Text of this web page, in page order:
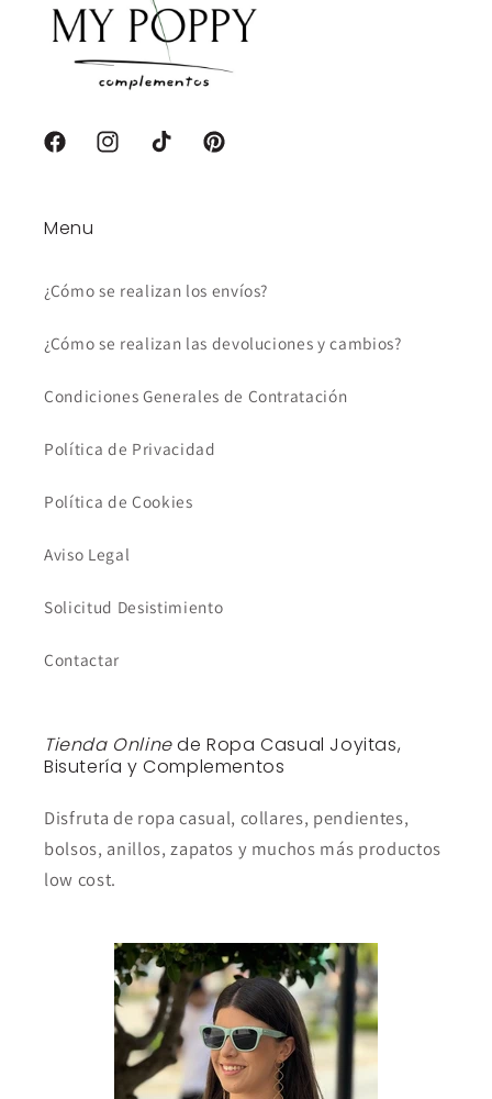
FacebookInstagramTikTok Pinterest
Menu
¿Cómo se realizan los envíos?
¿Cómo se realizan las devoluciones y cambios?
Condiciones Generales de Contratación
Política de Privacidad
Política de Cookies
Aviso Legal
Solicitud Desistimiento
Contactar
Tienda Onlinede Ropa Casual Joyitas,
Bisutería y Complementos
Disfruta de ropa casual, collares, pendientes,
bolsos, anillos, zapatos y muchos más productos
low cost.